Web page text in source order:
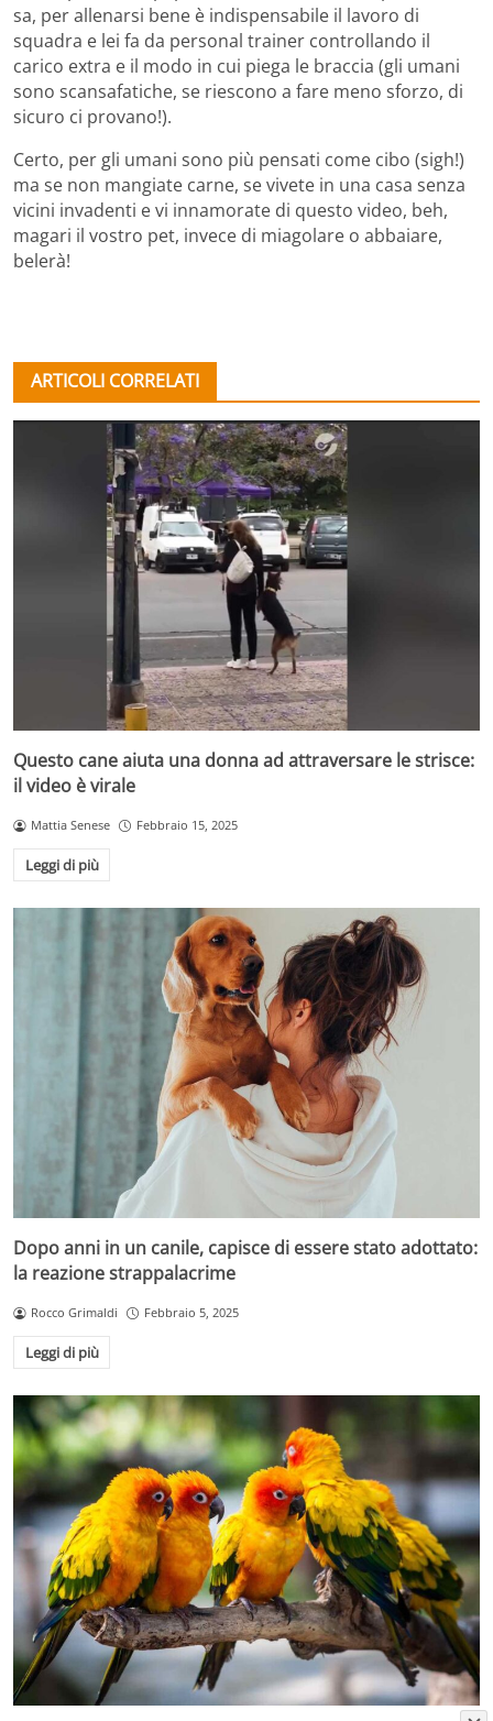
sa, per allenarsi bene è indispensabile il lavoro di
squadra e lei fa da personal trainer controllando il
carico extra e il modo in cui piega le braccia (gli umani
sono scansafatiche, se riescono a fare meno sforzo, di
sicuro ci provano!).
Certo, per gli umani sono più pensati come cibo (sigh!)
ma se non mangiate carne, se vivete in una casa senza
vicini invadenti e vi innamorate di questo video, beh,
magari il vostro pet, invece di miagolare o abbaiare,
belerà!
ARTICOLI CORRELATI
Questo cane aiuta una donna ad attraversare le strisce:
il video è virale
Mattia Senese Febbraio 15, 2025
Leggi di più
Dopo anni in un canile, capisce di essere stato adottato:
la reazione strappalacrime
Rocco Grimaldi Febbraio 5, 2025
Leggi di più